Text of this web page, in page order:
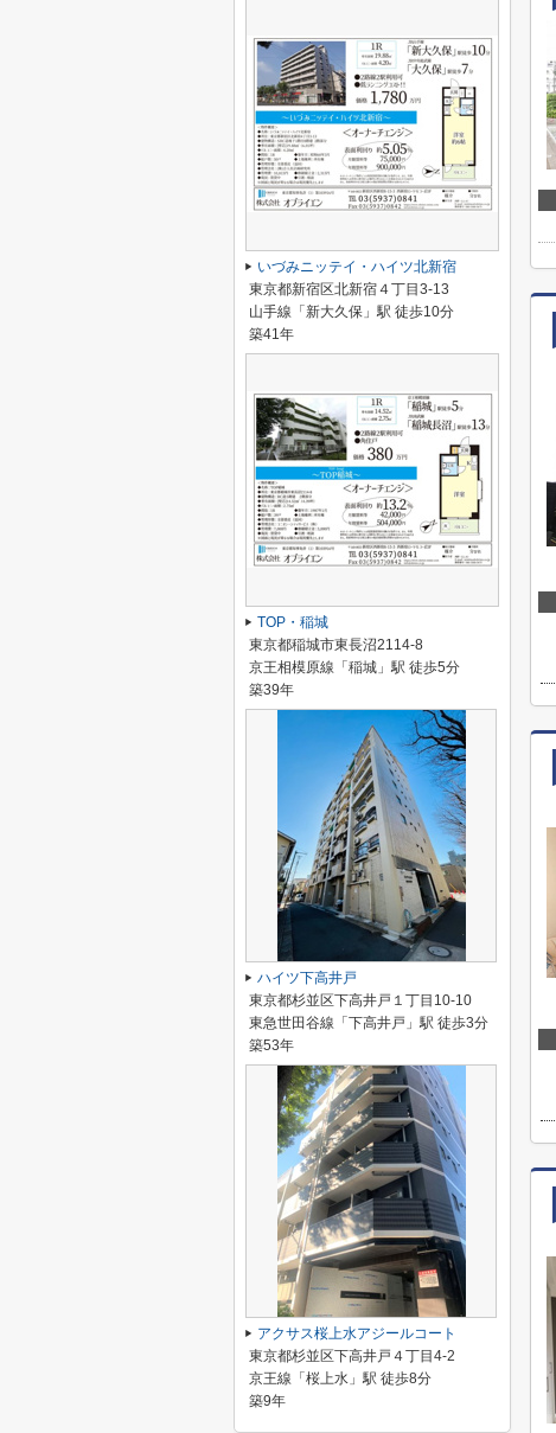
いづみニッテイ・ハイツ北新宿
東京都新宿区北新宿４丁目3-13
山手線「新大久保」駅 徒歩10分
築41年
TOP・稲城
東京都稲城市東長沼2114-8
京王相模原線「稲城」駅 徒歩5分
築39年
ハイツ下高井戸
東京都杉並区下高井戸１丁目10-10
東急世田谷線「下高井戸」駅 徒歩3分
築53年
アクサス桜上水アジールコート
東京都杉並区下高井戸４丁目4-2
京王線「桜上水」駅 徒歩8分
築9年